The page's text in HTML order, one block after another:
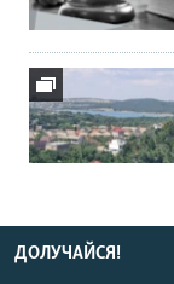
ДОЛУЧАЙСЯ!